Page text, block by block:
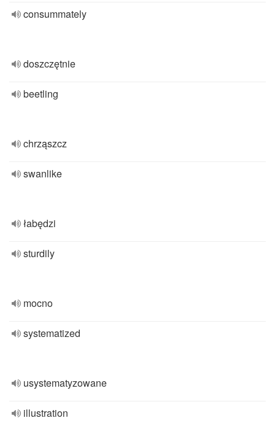
consummately
doszczętnie
beetling
chrząszcz
swanlike
łabędzi
sturdily
mocno
systematized
usystematyzowane
illustration